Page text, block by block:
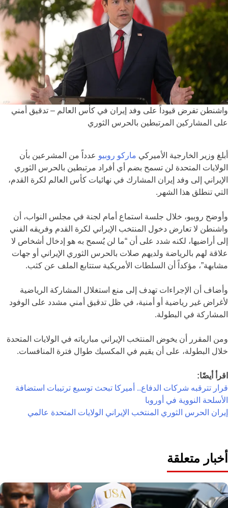
واشنطن تفرض قيوداً على وفد إيران في كأس العالم – تدقيق أمني
على المشاركين المرتبطين بالحرس الثوري
أبلغ وزير الخارجية الأميركي ماركو روبيو عدداً من المشرعين بأن
الولايات المتحدة لن تسمح بضم أي أفراد مرتبطين بالحرس الثوري
الإيراني إلى وفد إيران المشارك في نهائيات كأس العالم لكرة القدم،
التي تنطلق هذا الشهر.
وأوضح روبيو، خلال جلسة استماع أمام لجنة في مجلس النواب، أن
واشنطن لا تعارض دخول المنتخب الإيراني لكرة القدم وفريقه الفني
إلى أراضيها، لكنه شدد على أن “ما لن يُسمح به هو إدخال أشخاص لا
علاقة لهم بالرياضة ولديهم صلات بالحرس الثوري الإيراني أو جهات
مشابهة”، مؤكداً أن السلطات الأمريكية ستتابع الملف عن كثب.
وأضاف أن الإجراءات تهدف إلى منع استغلال المشاركة الرياضية
لأغراض غير رياضية أو أمنية، في ظل تدقيق أمني مشدد على الوفود
المشاركة في البطولة.
ومن المقرر أن يخوض المنتخب الإيراني مبارياته في الولايات المتحدة
خلال البطولة، على أن يقيم في المكسيك طوال فترة المنافسات.
اقرأ أيضًا:
قرار تترقبه شركات الدفاع.. أميركا تبحث توسيع ترتيبات استضافة
الأسلحة النووية في أوروبا
إيران الحرس الثوري المنتخب الإيراني الولايات المتحدة عالمي
أخبار متعلقة